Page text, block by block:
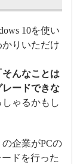
10を使い
りいただけ
そんなことは
ードできな
ゃるかもし
企業がPCの
ドを行った